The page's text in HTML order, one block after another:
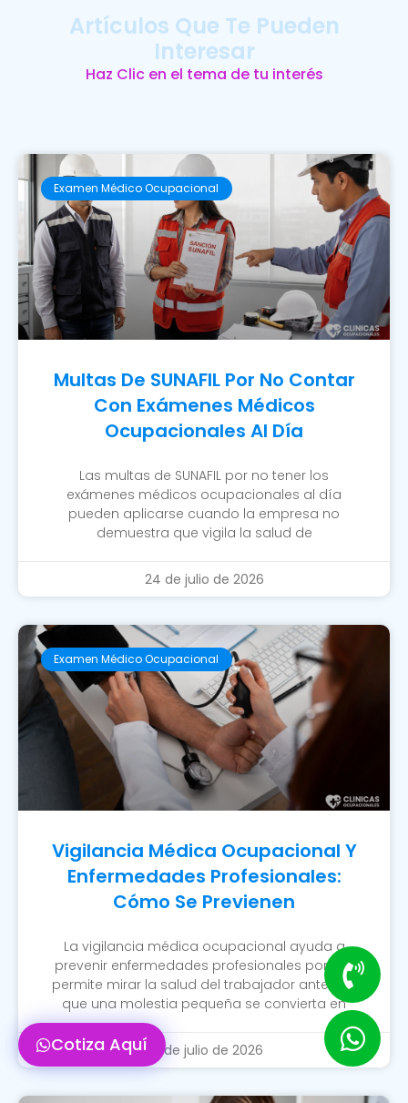
Artículos Que Te Pueden
Interesar
Haz Clic en el tema de tu interés
Examen Médico Ocupacional
Multas De SUNAFIL Por No Contar
Con Exámenes Médicos
Ocupacionales Al Día
Las multas de SUNAFIL por no tener los
exámenes médicos ocupacionales al día
pueden aplicarse cuando la empresa no
demuestra que vigila la salud de
24 de julio de 2026
Examen Médico Ocupacional
Vigilancia Médica Ocupacional Y
Enfermedades Profesionales:
Cómo Se Previenen
La vigilancia médica ocupacional ayuda a
prevenir enfermedades profesionales porque
permite mirar la salud del trabajador antes de
que una molestia pequeña se convierta en
20 de julio de 2026
Cotiza Aquí